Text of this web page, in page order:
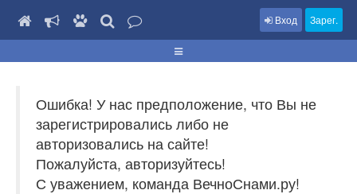
Вход Зарег.
Ошибка! У нас предположение, что Вы не
зарегистрировались либо не
авторизовались на сайте!
Пожалуйста, авторизуйтесь!
С уважением, команда ВечноСнами.ру!